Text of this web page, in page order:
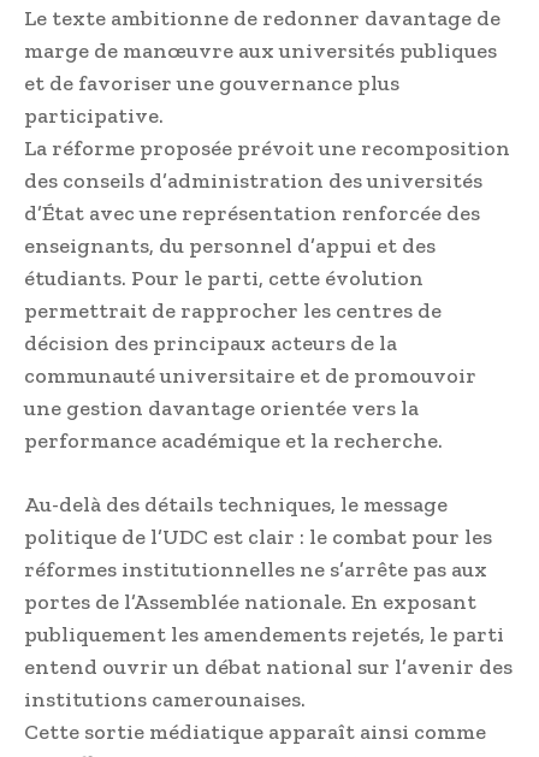
Le texte ambitionne de redonner davantage de
marge de manœuvre aux universités publiques
et de favoriser une gouvernance plus
participative.
La réforme proposée prévoit une recomposition
des conseils d’administration des universités
d’État avec une représentation renforcée des
enseignants, du personnel d’appui et des
étudiants. Pour le parti, cette évolution
permettrait de rapprocher les centres de
décision des principaux acteurs de la
communauté universitaire et de promouvoir
une gestion davantage orientée vers la
performance académique et la recherche.
Au-delà des détails techniques, le message
politique de l’UDC est clair : le combat pour les
réformes institutionnelles ne s’arrête pas aux
portes de l’Assemblée nationale. En exposant
publiquement les amendements rejetés, le parti
entend ouvrir un débat national sur l’avenir des
institutions camerounaises.
Cette sortie médiatique apparaît ainsi comme